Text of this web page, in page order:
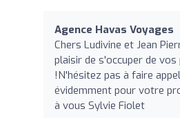
Agence Havas Voyages
Chers Ludivine et Jean
plaisir de s'occuper de
!N'hésitez pas à faire
évidemment pour votre
à vous Sylvie Fiolet